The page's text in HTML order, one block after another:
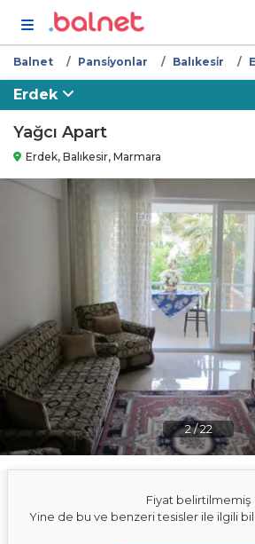
Balnet Pansi̇yonlar Balıkesi̇r
Erdek
Yağcı Apart
Erdek, Balıkesir, Marmara
2/22
Fiyat belirtilmemiş
Yine de bu ve benzeri tesisler ile ilgili